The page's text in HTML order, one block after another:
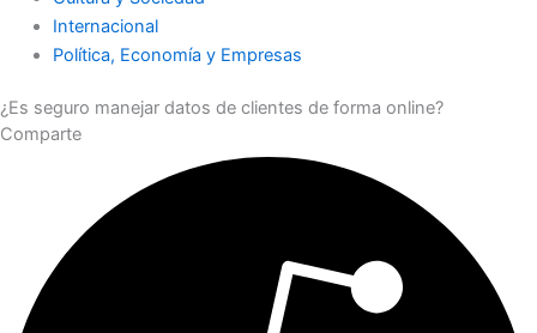
Internacional
Política, Economía y Empresas
¿Es seguro manejar datos de clientes de forma online?
Comparte